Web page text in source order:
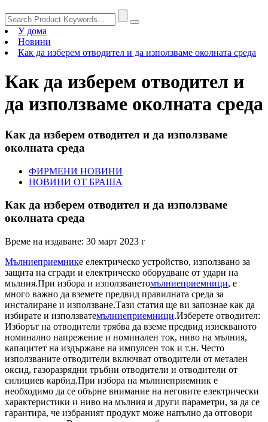
У дома
Новини
Как да изберем отводител и да използваме околната среда
Как да изберем отводител и
да използваме околната среда
Как да изберем отводител и да използваме
околната среда
ФИРМЕНИ НОВИНИ
НОВИНИ ОТ БРАША
Как да изберем отводител и да използваме
околната среда
Време на издаване: 30 март 2023 г
Мълниеприемнике електрическо устройство, използвано за
защита на сгради и електрическо оборудване от удари на
мълния.При избора и използванетомълниеприемници, е
много важно да вземете предвид правилната среда за
инсталиране и използване.Тази статия ще ви запознае как да
избирате и използватемълниеприемници.Изберете отводител:
Изборът на отводители трябва да вземе предвид изискваното
номинално напрежение и номинален ток, ниво на мълния,
капацитет на издържане на импулсен ток и т.н. Често
използваните отводители включват отводители от метален
оксид, газоразрядни тръбни отводители и отводители от
силициев карбид.При избора на мълниеприемник е
необходимо да се обърне внимание на неговите електрически
характеристики и ниво на мълния и други параметри, за да се
гарантира, че избраният продукт може напълно да отговори